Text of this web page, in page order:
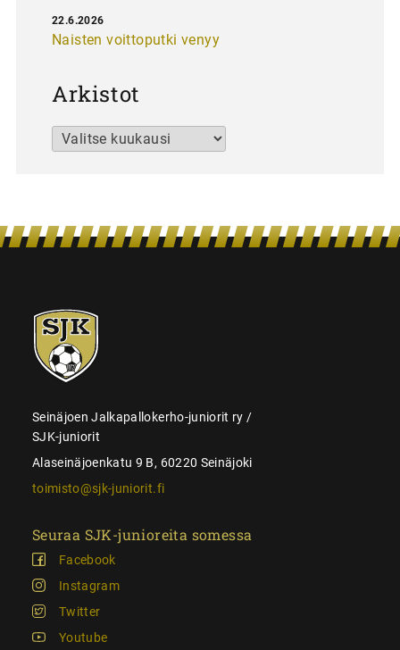
Naisten voittoputki venyy
22.6.2026
Arkistot
Arkistot
SJK-
juniorit
Seinäjoen Jalkapallokerho-juniorit ry /
SJK-juniorit
Alaseinäjoenkatu 9 B, 60220 Seinäjoki
toimisto@sjk-juniorit.fi
Seuraa SJK-junioreita somessa
Facebook
Instagram
Twitter
Youtube